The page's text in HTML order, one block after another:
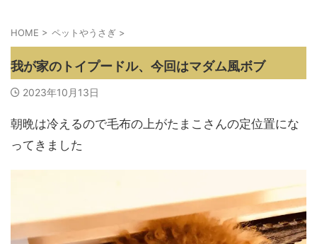
HOME > ペットやうさぎ >
我が家のトイプードル、今回はマダム風ボブ
2023年10月13日
朝晩は冷えるので毛布の上がたまこさんの定位置にな
ってきました